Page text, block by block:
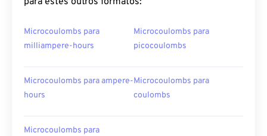
Microcoulombs para
milliampere-hours
Microcoulombs para
picocoulombs
Microcoulombs para ampere-
hours
Microcoulombs para
coulombs
Microcoulombs para